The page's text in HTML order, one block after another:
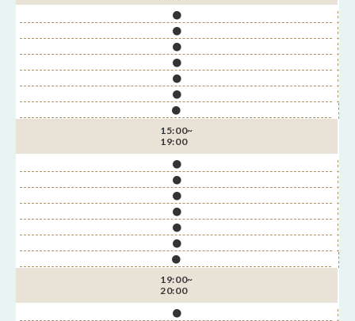
●
●
●
●
●
●
●
15:00~
19:00
●
●
●
●
●
●
●
19:00~
20:00
●